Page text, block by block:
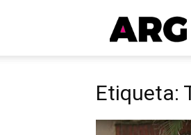
Etiqueta: